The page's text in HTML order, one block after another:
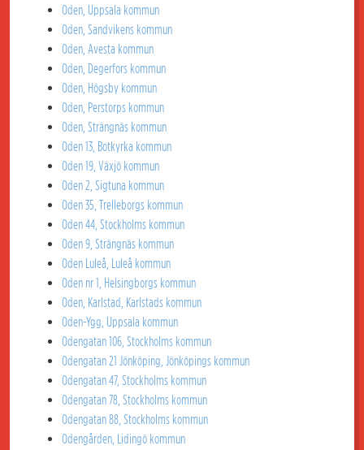
Oden, Uppsala kommun
Oden, Sandvikens kommun
Oden, Avesta kommun
Oden, Degerfors kommun
Oden, Högsby kommun
Oden, Perstorps kommun
Oden, Strängnäs kommun
Oden 13, Botkyrka kommun
Oden 19, Växjö kommun
Oden 2, Sigtuna kommun
Oden 35, Trelleborgs kommun
Oden 44, Stockholms kommun
Oden 9, Strängnäs kommun
Oden Luleå, Luleå kommun
Oden nr 1, Helsingborgs kommun
Oden, Karlstad, Karlstads kommun
Oden-Ygg, Uppsala kommun
Odengatan 106, Stockholms kommun
Odengatan 21 Jönköping, Jönköpings kommun
Odengatan 47, Stockholms kommun
Odengatan 78, Stockholms kommun
Odengatan 88, Stockholms kommun
Odengården, Lidingö kommun